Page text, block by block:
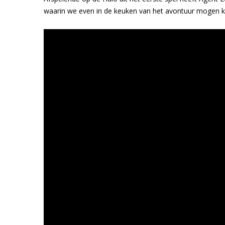
waarin we even in de keuken van het avontuur mogen